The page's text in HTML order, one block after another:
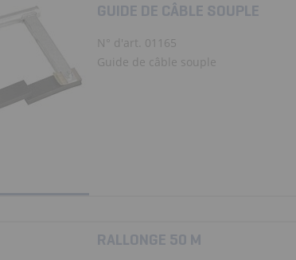
GUIDE DE CÂBLE SOUPLE
N° d'art. 01165
Guide de câble souple
RALLONGE 50 M